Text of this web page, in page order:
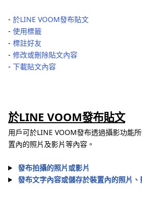
- 於LINE VOOM發布貼文
- 使用標籤
- 標註好友
- 修改或刪除貼文內容
- 下載貼文內容
於LINE VOOM發布貼文
用戶可於LINE VOOM發布透過攝影功能
置內的照片及影片等內容。
發布拍攝的照片或影片
發布文字內容或儲存於裝置內的照片